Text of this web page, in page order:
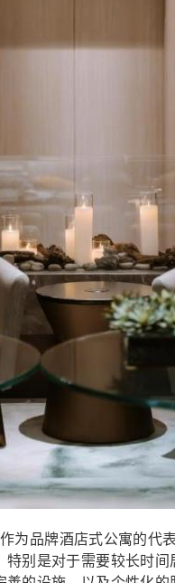
为品牌酒店式公寓的代
特别是对于需要较长时